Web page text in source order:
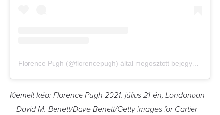
Kiemelt kép: Florence Pugh 2021. július 21-én, Londonban
– David M. Benett/Dave Benett/Getty Images for Cartier